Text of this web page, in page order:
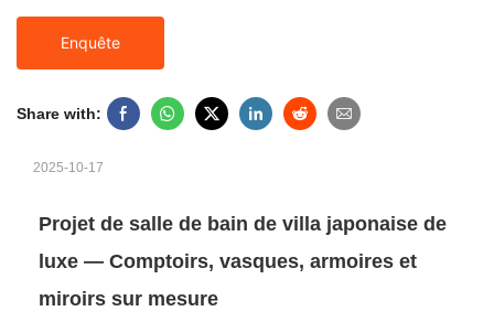
Enquête
Share with:
2025-10-17
Projet de salle de bain de villa japonaise de
luxe — Comptoirs, vasques, armoires et
miroirs sur mesure